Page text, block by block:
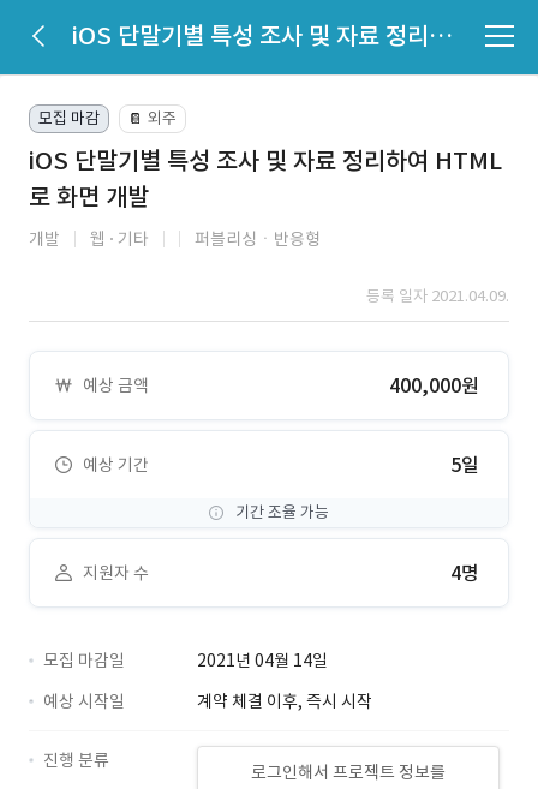
iOS 단말기별 특성 조사 및 자료 정리하여 HTML로 화면 개발
모집 마감 📔 외주
iOS 단말기별 특성 조사 및 자료 정리하여 HTML
로 화면 개발
개발 웹 기타 퍼블리싱ㆍ반응형
등록 일자 2021.04.09.
예상 금액 400,000원
예상 기간 5일
기간 조율 가능
지원자 수 4명
모집 마감일
2021년 04월 14일
예상 시작일
계약 체결 이후, 즉시 시작
로그인해서 프로젝트 정보를
진행 분류